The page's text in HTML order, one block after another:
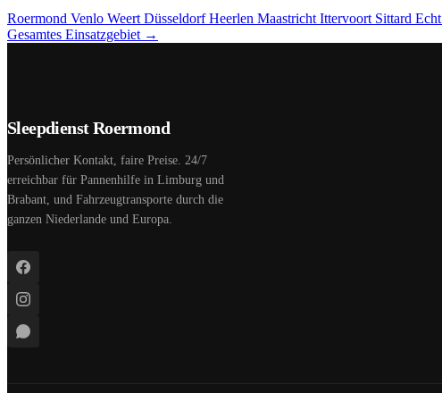
Roermond Venlo Weert DüsseldorfHeerlen Maastricht Ittervoort Sittard Echt
Gesamtes Einsatzgebiet →
Sleepdienst Roermond
Persönlicher Kontakt, faire Preise. 24/7
erreichbar für Pannenhilfe in Limburg und
Brabant, und Fahrzeugtransporte durch die
ganzen Niederlande und Europa.